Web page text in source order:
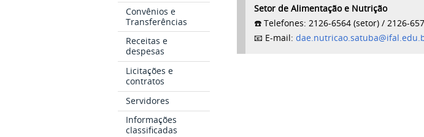
Convênios e
Transferências
Receitas e
despesas
Licitações e
contratos
Servidores
Informações
classificadas
Setor de Alimentação e Nutrição
☎️ Telefones: 2126-6564 (setor) / 2126-
📧 E-mail: